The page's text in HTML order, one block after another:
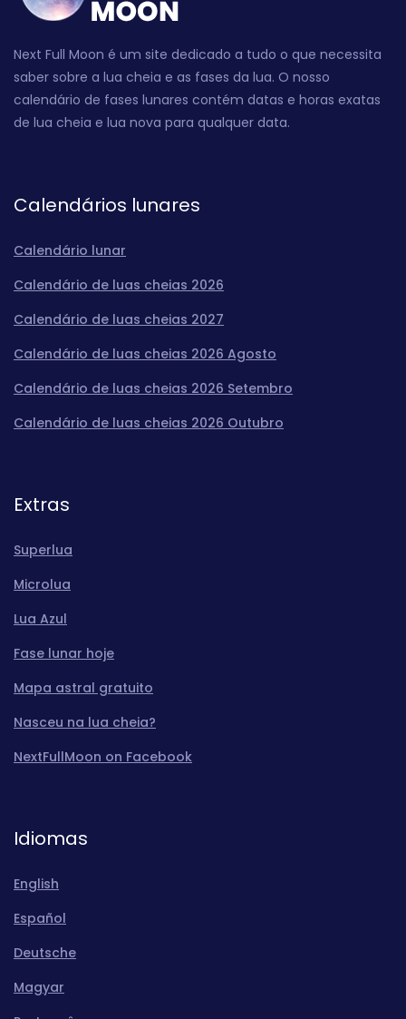
Next Full Moon é um site dedicado a tudo o que necessita
saber sobre a lua cheia e as fases da lua. O nosso
calendário de fases lunares contém datas e horas exatas
de lua cheia e lua nova para qualquer data.
Calendários lunares
Calendário lunar
Calendário de luas cheias 2026
Calendário de luas cheias 2027
Calendário de luas cheias 2026 Agosto
Calendário de luas cheias 2026 Setembro
Calendário de luas cheias 2026 Outubro
Extras
Superlua
Microlua
Lua Azul
Fase lunar hoje
Mapa astral gratuito
Nasceu na lua cheia?
NextFullMoon on Facebook
Idiomas
English
Español
Deutsche
Magyar